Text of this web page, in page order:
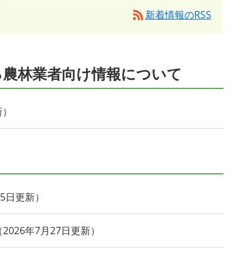
新着情報のRSS
林業者向け情報について
日更新
2026年7月27日更新